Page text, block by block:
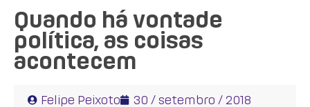
Quando há vontade
política, as coisas
acontecem
Felipe Peixoto
30 / setembro / 2018